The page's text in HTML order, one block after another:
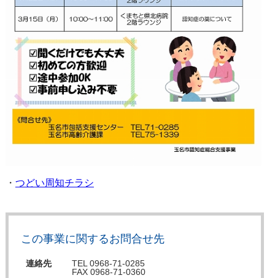
・ つどい周知チラシ
この事業に関するお問合せ先
連絡先
TEL 0968-71-0285
FAX 0968-71-0360